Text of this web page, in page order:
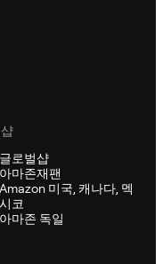
글로벌샵
아마존재팬
Amazon 미국, 캐나다, 멕
시코
아마존 독일